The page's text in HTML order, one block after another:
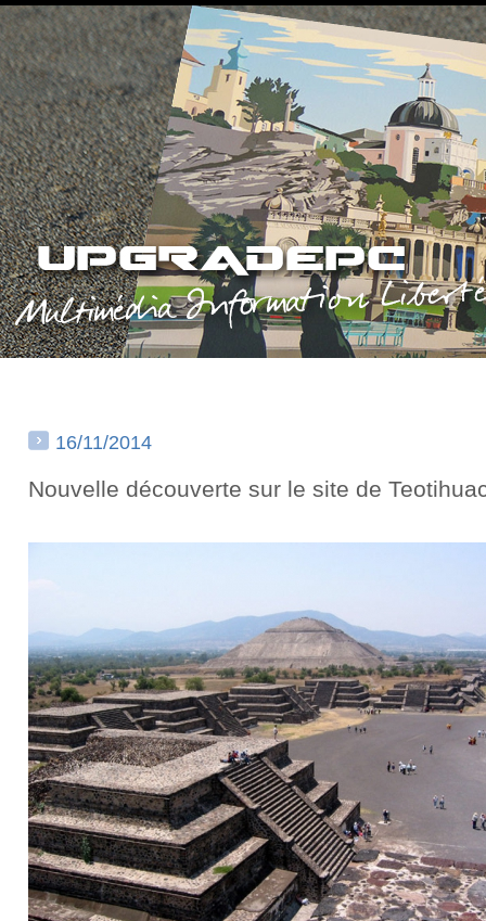
16/11/2014
Nouvelle découverte sur le site de